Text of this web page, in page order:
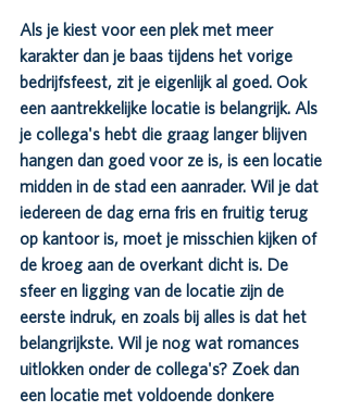
Als je kiest voor een plek met meer
karakter dan je baas tijdens het vorige
bedrijfsfeest, zit je eigenlijk al goed. Ook
een aantrekkelijke locatie is belangrijk. Als
je collega's hebt die graag langer blijven
hangen dan goed voor ze is, is een locatie
midden in de stad een aanrader. Wil je dat
iedereen de dag erna fris en fruitig terug
op kantoor is, moet je misschien kijken of
de kroeg aan de overkant dicht is. De
sfeer en ligging van de locatie zijn de
eerste indruk, en zoals bij alles is dat het
belangrijkste. Wil je nog wat romances
uitlokken onder de collega's? Zoek dan
een locatie met voldoende donkere